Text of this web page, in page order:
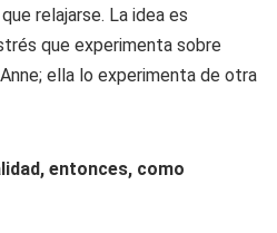
relajarse. La idea es
que experimenta sobre
ella lo experimenta de otra
entonces, como